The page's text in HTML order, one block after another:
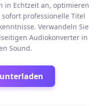
in Echtzeit an, optimieren
professionelle Titel
Verwandeln Sie
Audiokonverter in
Sound.